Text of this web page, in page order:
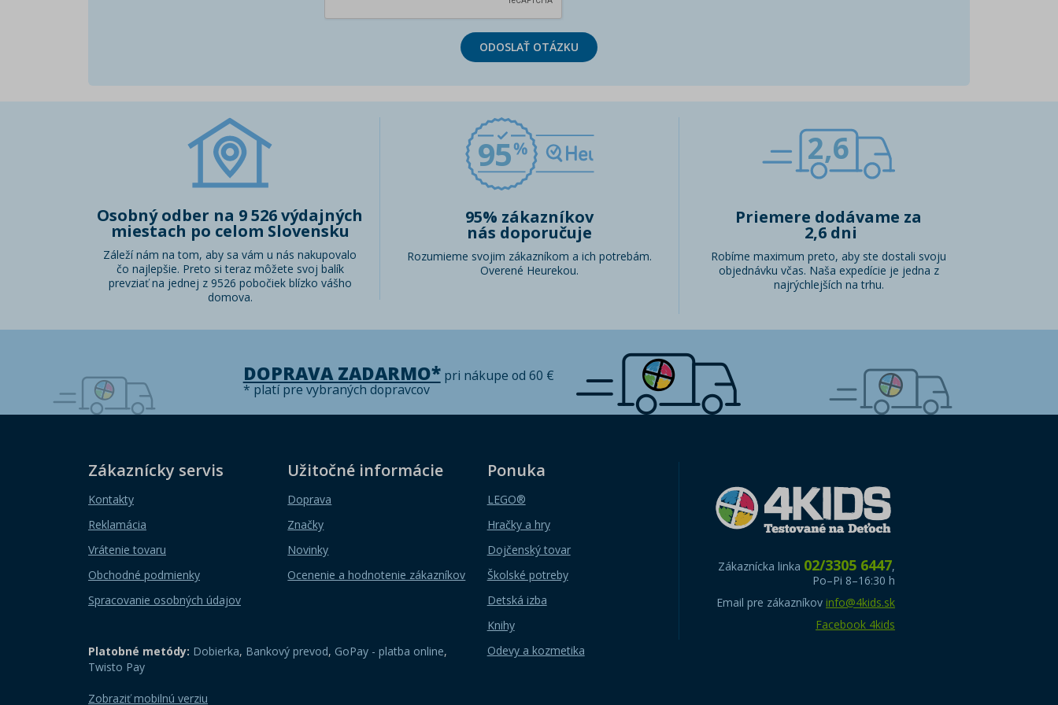
ODOSLAŤ OTÁZKU
Osobný odber na 9 526 výdajných
miestach po celom Slovensku
Záleží nám na tom, aby sa vám u nás nakupovalo
čo najlepšie. Preto si teraz môžete svoj balík
prevziať na jednej z 9526 pobočiek blízko vášho
domova.
95
95% zákazníkov
nás doporučuje
Rozumieme svojim zákazníkom a ich potrebám.
Overené Heurekou.
2,6
Priemere dodávame za
2,6 dni
Robíme maximum preto, aby ste dostali svoju
objednávku včas. Naša expedície je jedna z
najrýchlejších na trhu.
DOPRAVA ZADARMO*pri nákupe od 60 €
* platí pre vybraných dopravcov
Zákaznícky servis
Kontakty
Reklamácia
Vrátenie tovaru
Obchodné podmienky
Spracovanie osobných údajov
Užitočné informácie
Doprava
Značky
Novinky
Ocenenie a hodnotenie zákazníkov
Ponuka
LEGO®
Hračky a hry
Dojčenský tovar
Školské potreby
Detská izba
Knihy
Odevy a kozmetika
Platobné metódy: Dobierka, Bankový prevod, GoPay - platba online,
Twisto Pay
Zobraziť mobilnú verziu
Zákaznícka linka 02/3305 6447,
Po–Pi 8–16:30 h
Email pre zákazníkov info@4kids.sk
Facebook 4kids